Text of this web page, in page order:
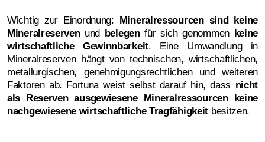
Wichtig zur Einordnung: Mineralressourcen sind keine
Mineralreservenund belegenfür sich genommen keine
wirtschaftliche Gewinnbarkeit. Eine Umwandlung in
Mineralreserven hängt von technischen, wirtschaftlichen,
metallurgischen, genehmigungsrechtlichen und weiteren
Faktoren ab. Fortuna weist selbst darauf hin, dass nicht
als Reserven ausgewiesene Mineralressourcen keine
nachgewiesene wirtschaftliche Tragfähigkeit besitzen.